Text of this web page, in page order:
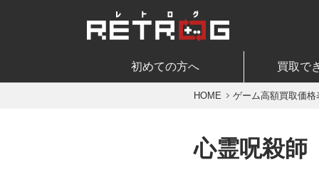
初めての方へ 買取で
HOME ゲーム高額買取価格
心霊呪殺